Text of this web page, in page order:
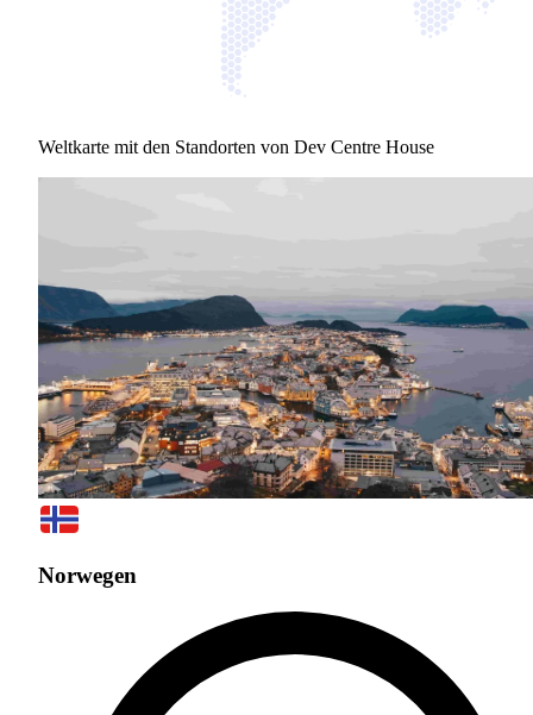
Weltkarte mit den Standorten von Dev Centre House
Norwegen